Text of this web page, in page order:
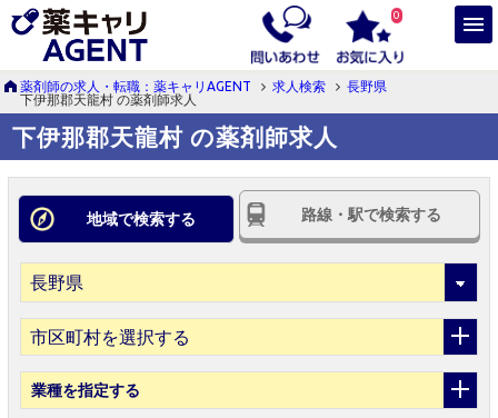
0
薬剤師の求人・転職：薬キャリAGENT 求人検索
長野県
下伊那郡天龍村 の薬剤師求人
下伊那郡天龍村 の薬剤師求人
地域で検索する 路線・駅で検索する
市区町村を選択する
業種を指定する